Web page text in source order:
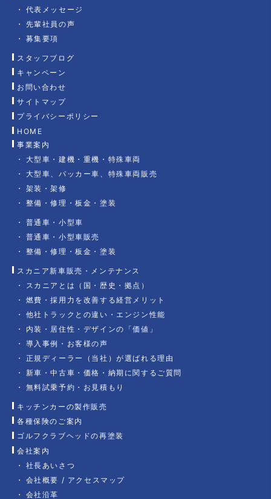
HOME
事業案内
大型車・建機・重機・特殊車両
大型車、パッカー車、特殊車両販売
架装・架修
整備・修理・板金・塗装
普通車・小型車
普通車・小型車販売
整備・修理・板金・塗装
スカニア新車販売・メンテナンス
スカニアとは（国・歴史・拠点）
燃費・採用力を改善する経営メリット
他社トラックとの違い・エンジン性能
内装・居住性・デザインの「価値」
導入事例・お客様の声
正規ディーラー（当社）が選ばれる理由
新車・中古車・価格・納期に関するご質問
無料試乗予約・お見積もり
キッチンカーの製作販売
各種保険のご案内
ゴルフクラブヘッドの再塗装
会社案内
社長あいさつ
会社概要 / アクセスマップ
会社沿革
代表メッセージ
先輩社員の声
募集要項
スタッフブログ
キャンペーン
お問い合わせ
サイトマップ
プライバシーポリシー